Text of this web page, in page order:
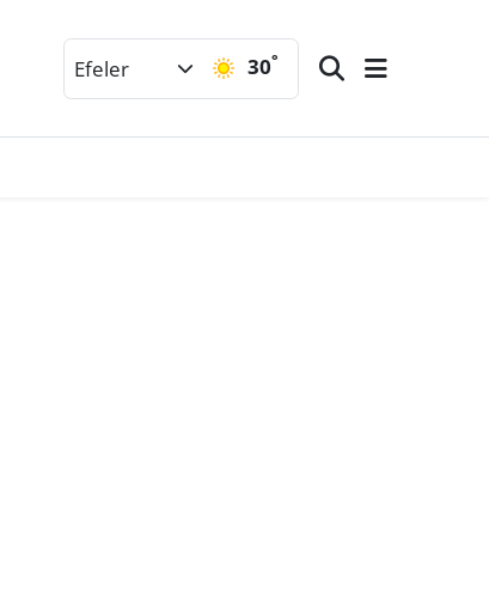
Efeler 30°